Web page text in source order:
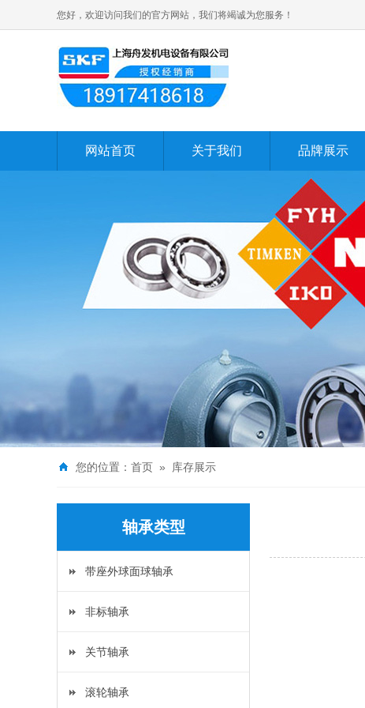
您好，欢迎访问我们的官方网站，我们将竭诚为您服务！
网站首页 关于我们 品牌展示
您的位置： 首页 » 库存展示
轴承类型
带座外球面球轴承
非标轴承
关节轴承
滚轮轴承